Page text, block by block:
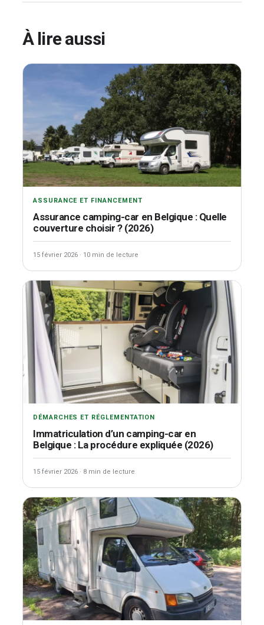
À lire aussi
ASSURANCE ET FINANCEMENT
Assurance camping-car en Belgique : Quelle
couverture choisir ? (2026)
15 février 2026 · 10 min de lecture
DÉMARCHES ET RÉGLEMENTATION
Immatriculation d’un camping-car en
Belgique : La procédure expliquée (2026)
15 février 2026 · 8 min de lecture